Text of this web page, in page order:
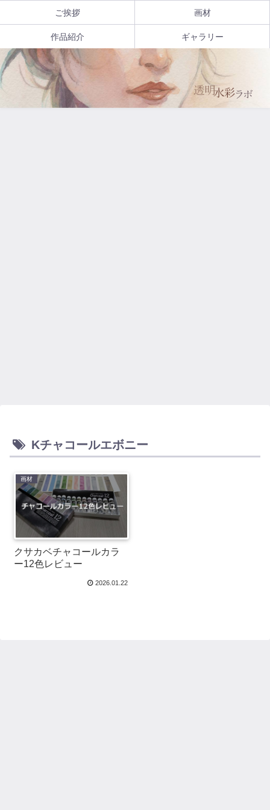
ご挨拶 画材
作品紹介 ギャラリー
Kチャコールエボニー
画材
クサカベチャコールカラ
ー12色レビュー
2026.01.22